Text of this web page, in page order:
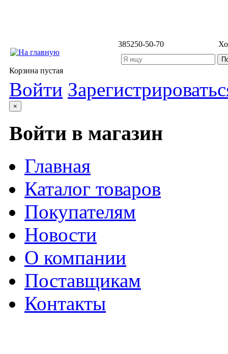
385250-50-70
Корзина пустая
Войти
×
Войти в магазин
Главная
Каталог товаров
Покупателям
Новости
О компании
Поставщикам
Контакты